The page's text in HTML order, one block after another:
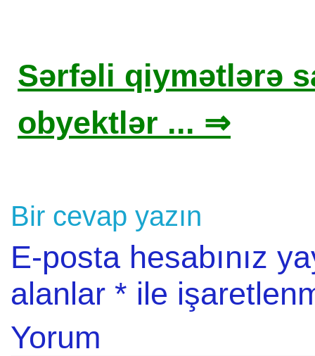
Sərfəli qiymətlərə
obyektlər ... ⇒
Bir cevap yazın
E-posta hesabınız
alanlar * ile
Yorum